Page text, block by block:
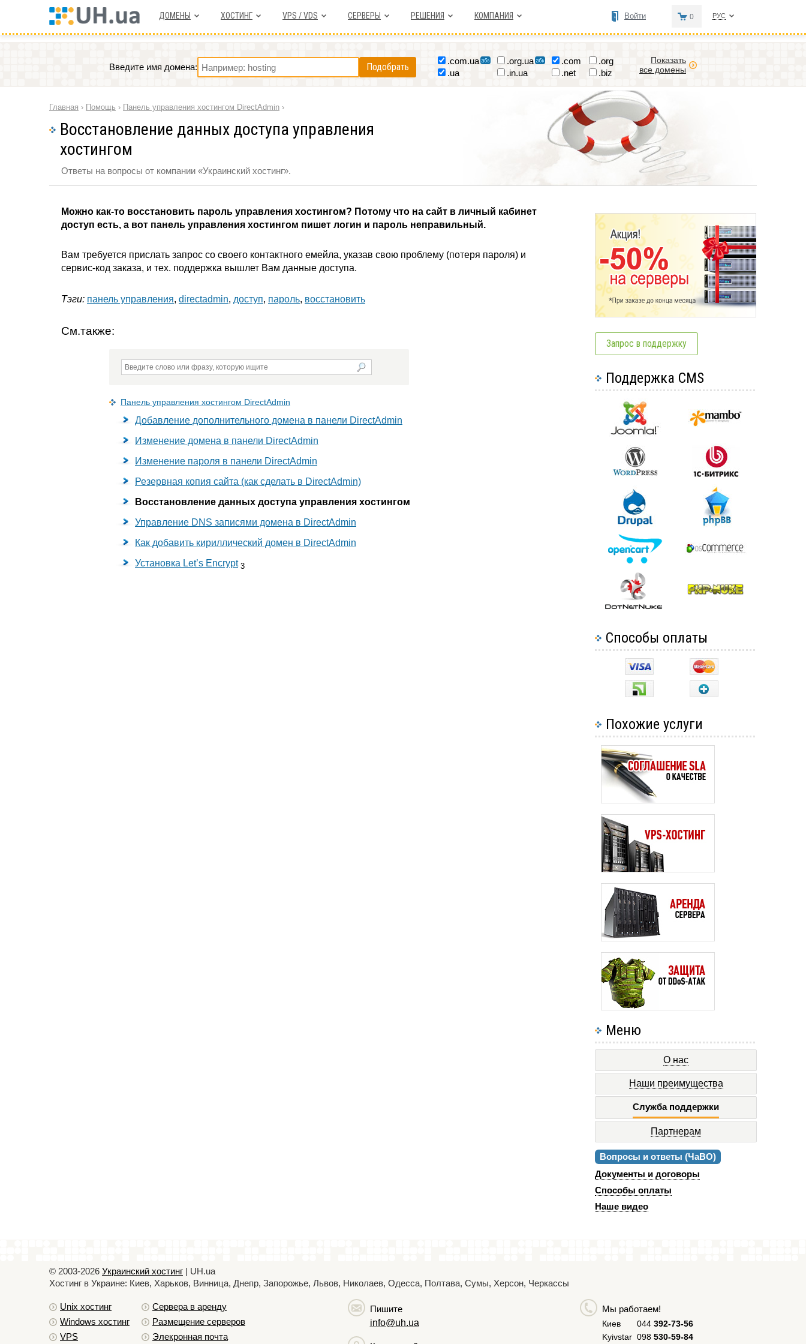
ДОМЕНЫ ХОСТИНГ VPS / VDS СЕРВЕРЫ РЕШЕНИЯ КОМПАНИЯ РУС
0
Войти
Введите имя домена: Подобрать
.com.ua .org.ua .com
.org
.ua
.in.ua .net .biz
Показать
все домены
Главная › Помощь › Панель управления хостингом DirectAdmin ›
Восстановление данных доступа управления
хостингом
Ответы на вопросы от компании «Украинский хостинг».
Можно как-то восстановить пароль управления хостингом? Потому что на сайт в личный кабинет
доступ есть, а вот панель управления хостингом пишет логин и пароль неправильный.
Вам требуется прислать запрос со своего контактного емейла, указав свою проблему (потеря пароля) и
сервис-код заказа, и тех. поддержка вышлет Вам данные доступа.
Тэги: панель управления, directadmin, доступ, пароль, восстановить
См.также:
Панель управления хостингом DirectAdmin
Добавление дополнительного домена в панели DirectAdmin
Изменение домена в панели DirectAdmin
Изменение пароля в панели DirectAdmin
Резервная копия сайта (как сделать в DirectAdmin)
Восстановление данных доступа управления хостингом
Управление DNS записями домена в DirectAdmin
Как добавить кириллический домен в DirectAdmin
Установка Let’s Encrypt 3
Запрос в поддержку
Поддержка CMS
Способы оплаты
Похожие услуги
Меню
О нас
Наши преимущества
Служба поддержки
Партнерам
Вопросы и ответы (ЧаВО)
Документы и договоры
Способы оплаты
Наше видео
© 2003-2026 Украинский хостинг | UH.ua
Хостинг в Украине: Киев, Харьков, Винница, Днепр, Запорожье, Львов, Николаев, Одесса, Полтава, Сумы, Херсон, Черкассы
Unix хостинг
Windows хостинг
VPS
Сервера в аренду
Размещение серверов
Элекронная почта
Пишите
info@uh.ua
Мы работаем!
Киев 044 392-73-56
Kyivstar 098 530-59-84